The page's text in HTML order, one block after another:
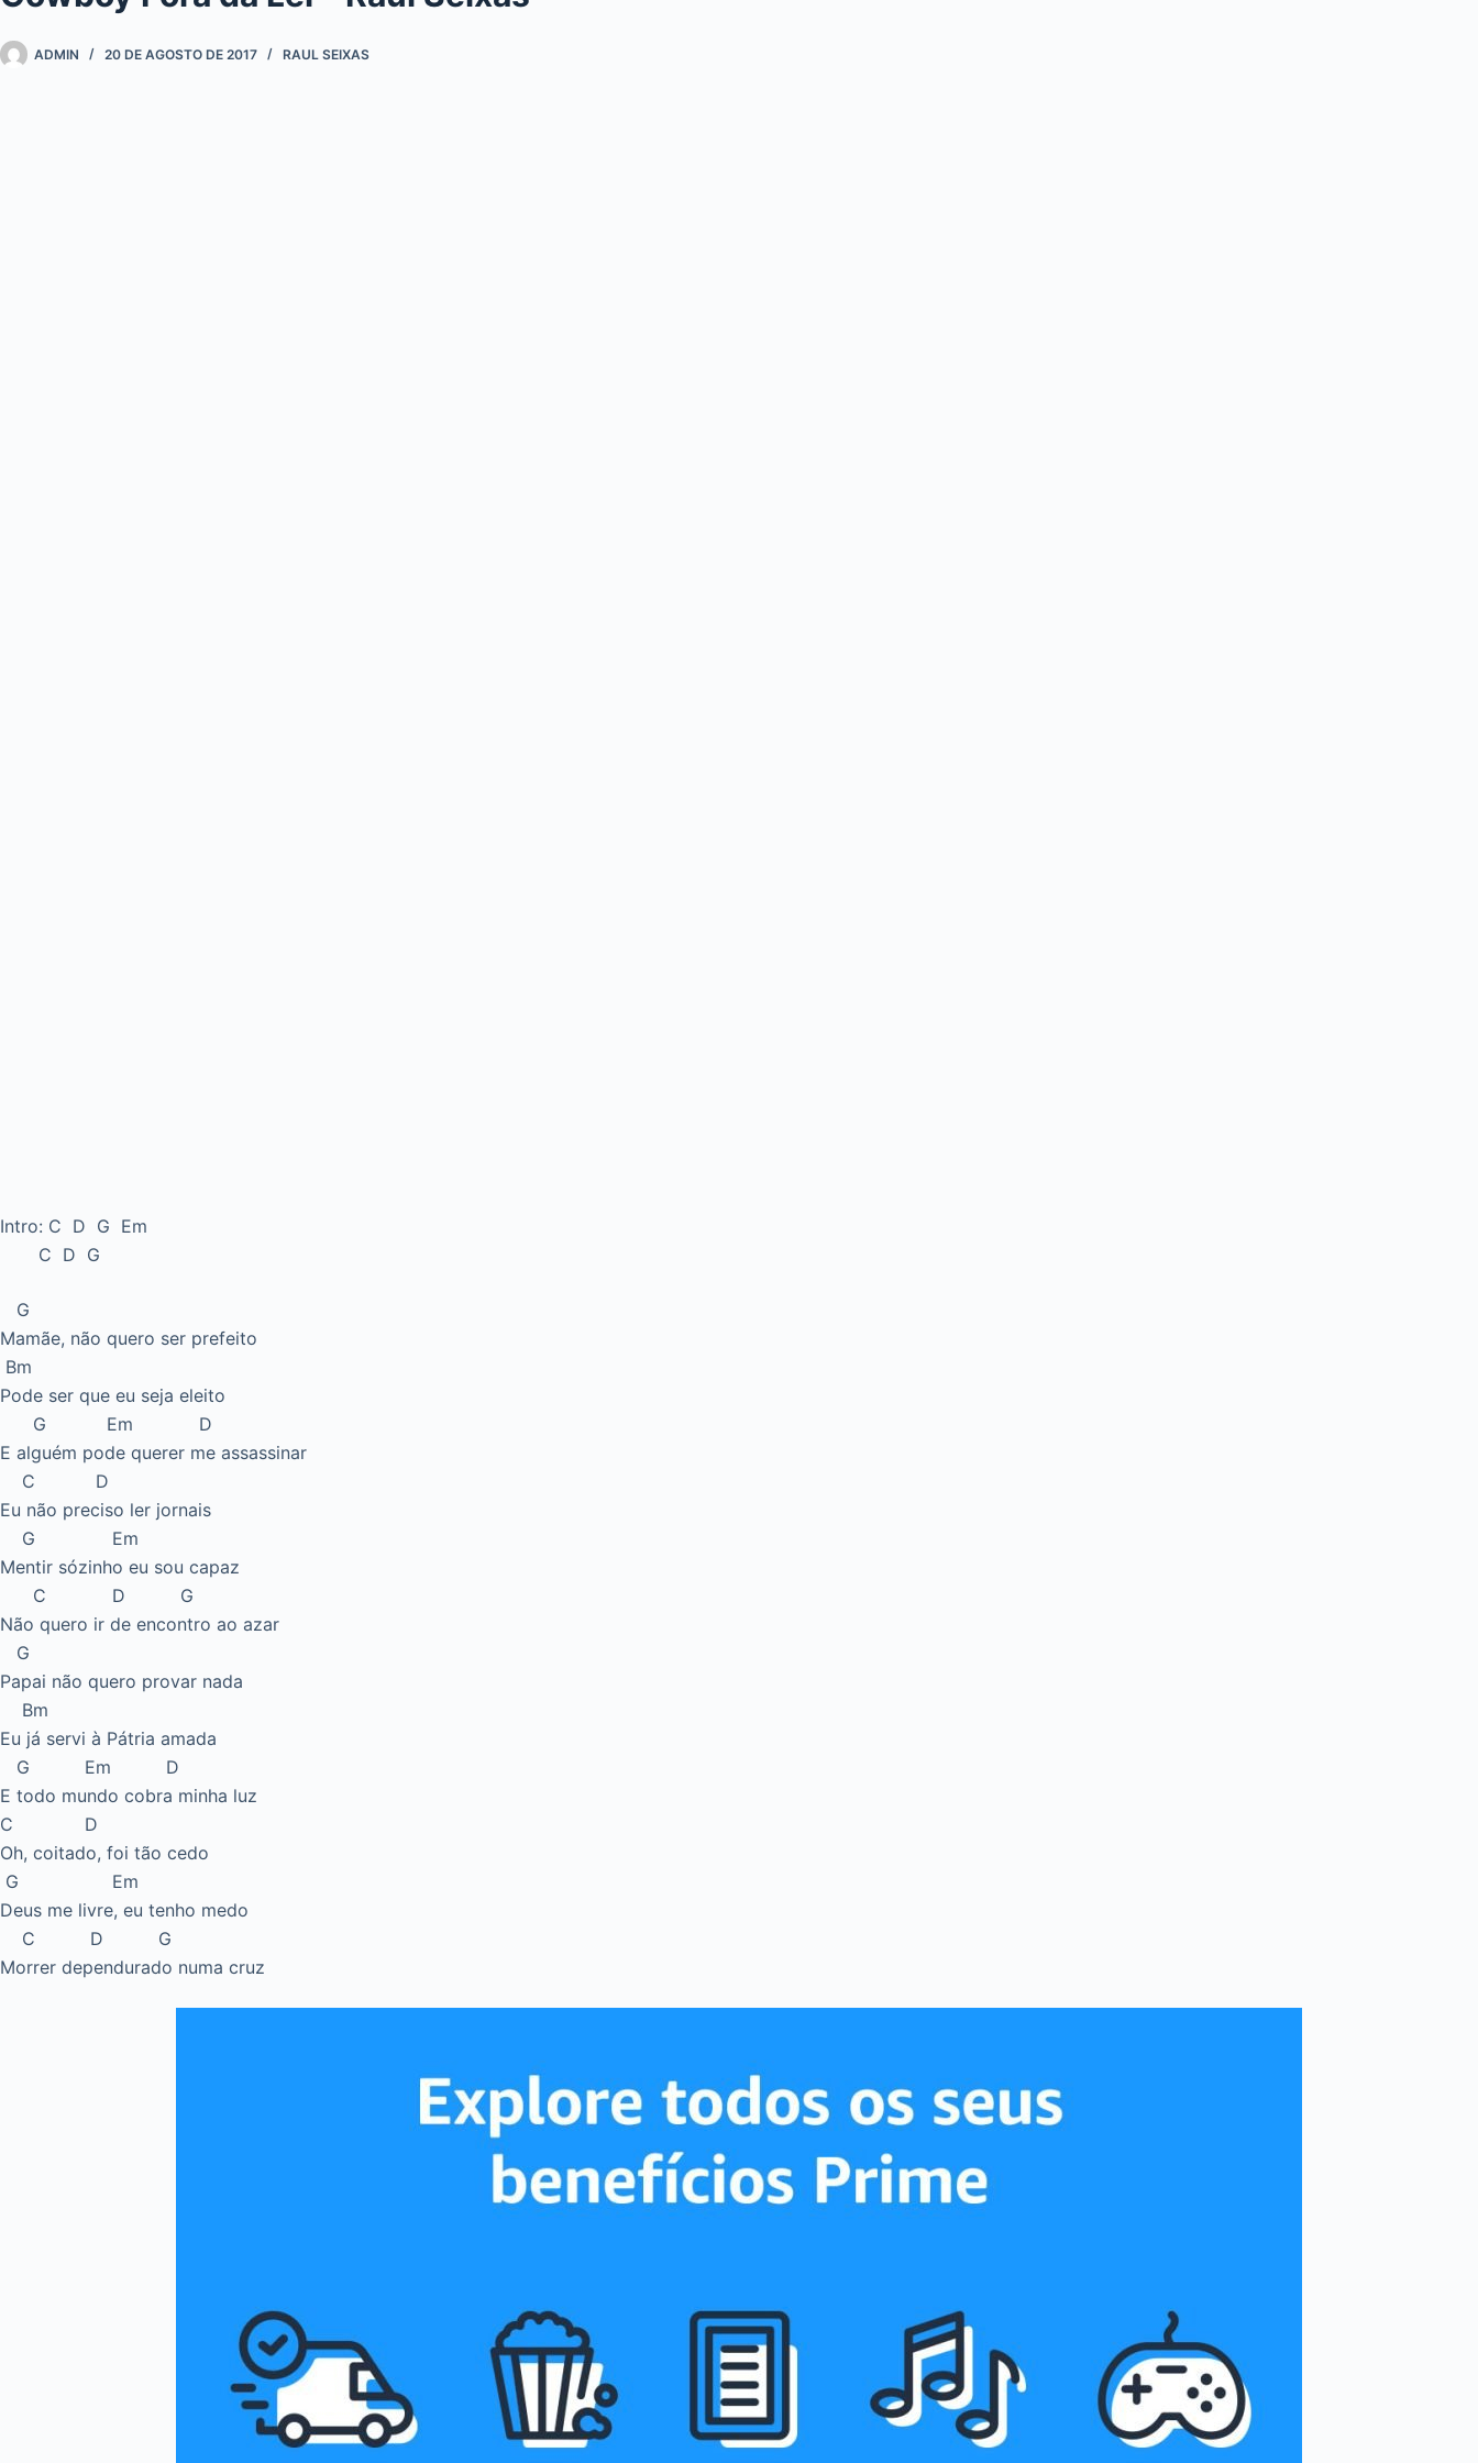
ADMIN 20 DE AGOSTO DE 2017 RAUL SEIXAS
Intro: C D G Em
C D G
G
Mamãe, não quero ser prefeito
Bm
Pode ser que eu seja eleito
G Em D
E alguém pode querer me assassinar
C D
Eu não preciso ler jornais
G Em
Mentir sózinho eu sou capaz
C D G
Não quero ir de encontro ao azar
G
Papai não quero provar nada
Bm
Eu já servi à Pátria amada
G Em D
E todo mundo cobra minha luz
C D
Oh, coitado, foi tão cedo
G Em
Deus me livre, eu tenho medo
C D G
Morrer dependurado numa cruz